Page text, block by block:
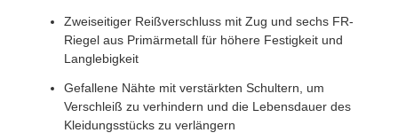
Zweiseitiger Reißverschluss mit Zug und sechs FR-
Riegel aus Primärmetall für höhere Festigkeit und
Langlebigkeit
Gefallene Nähte mit verstärkten Schultern, um
Verschleiß zu verhindern und die Lebensdauer des
Kleidungsstücks zu verlängern